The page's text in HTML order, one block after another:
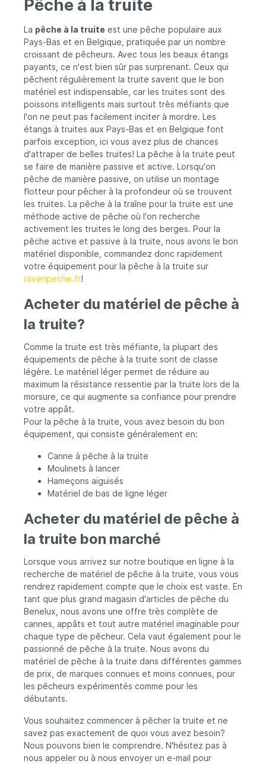
Pêche à la truite
La pêche à la truite est une pêche populaire aux
Pays-Bas et en Belgique, pratiquée par un nombre
croissant de pêcheurs. Avec tous les beaux étangs
payants, ce n'est bien sûr pas surprenant. Ceux qui
pêchent régulièrement la truite savent que le bon
matériel est indispensable, car les truites sont des
poissons intelligents mais surtout très méfiants que
l'on ne peut pas facilement inciter à mordre. Les
étangs à truites aux Pays-Bas et en Belgique font
parfois exception, ici vous avez plus de chances
d'attraper de belles truites! La pêche à la truite peut
se faire de manière passive et active. Lorsqu'on
pêche de manière passive, on utilise un montage
flotteur pour pêcher à la profondeur où se trouvent
les truites. La pêche à la traîne pour la truite est une
méthode active de pêche où l'on recherche
activement les truites le long des berges. Pour la
pêche active et passive à la truite, nous avons le bon
matériel disponible, commandez donc rapidement
votre équipement pour la pêche à la truite sur
ravenpeche.fr!
Acheter du matériel de pêche à
la truite?
Comme la truite est très méfiante, la plupart des
équipements de pêche à la truite sont de classe
légère. Le matériel léger permet de réduire au
maximum la résistance ressentie par la truite lors de la
morsure, ce qui augmente sa confiance pour prendre
votre appât.
Pour la pêche à la truite, vous avez besoin du bon
équipement, qui consiste généralement en:
Canne à pêche à la truite
Moulinets à lancer
Hameçons aiguisés
Matériel de bas de ligne léger
Acheter du matériel de pêche à
la truite bon marché
Lorsque vous arrivez sur notre boutique en ligne à la
recherche de matériel de pêche à la truite, vous vous
rendrez rapidement compte que le choix est vaste. En
tant que plus grand magasin d'articles de pêche du
Benelux, nous avons une offre très complète de
cannes, appâts et tout autre matériel imaginable pour
chaque type de pêcheur. Cela vaut également pour le
passionné de pêche à la truite. Nous avons du
matériel de pêche à la truite dans différentes gammes
de prix, de marques connues et moins connues, pour
les pêcheurs expérimentés comme pour les
débutants.
Vous souhaitez commencer à pêcher la truite et ne
savez pas exactement de quoi vous avez besoin?
Nous pouvons bien le comprendre. N'hésitez pas à
nous appeler ou à nous envoyer un e-mail pour